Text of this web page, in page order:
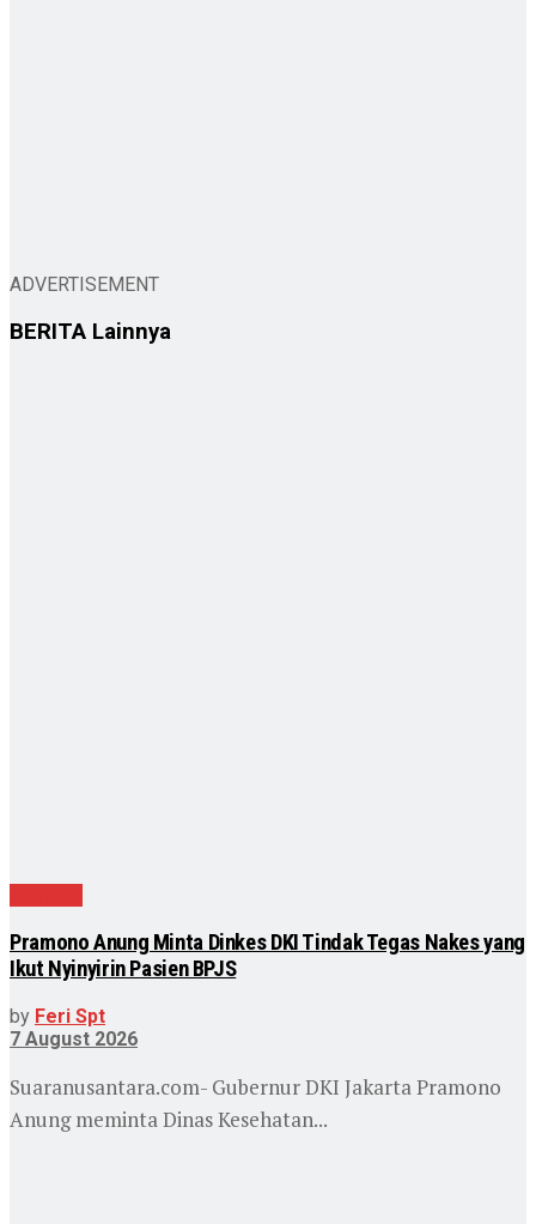
ADVERTISEMENT
BERITA Lainnya
Pramono Anung Minta Dinkes DKI Tindak Tegas Nakes yang
Ikut Nyinyirin Pasien BPJS
by Feri Spt
7 August 2026
Suaranusantara.com- Gubernur DKI Jakarta Pramono
Anung meminta Dinas Kesehatan...